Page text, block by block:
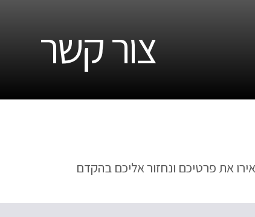
צור קשר
את פרטיכם ונחזור אליכם בהקדם